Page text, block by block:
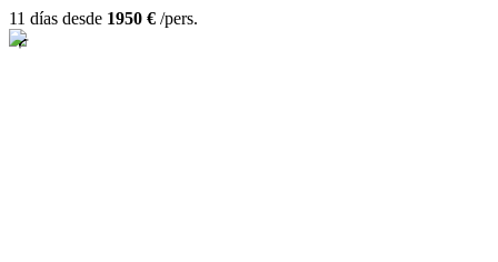
11 días desde 1950 € /pers.